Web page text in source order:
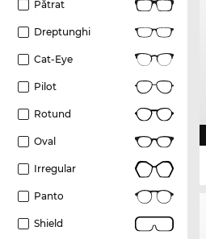
Pătrat
Dreptunghi
Cat-Eye
Pilot
Rotund
Oval
Irregular
Panto
Shield